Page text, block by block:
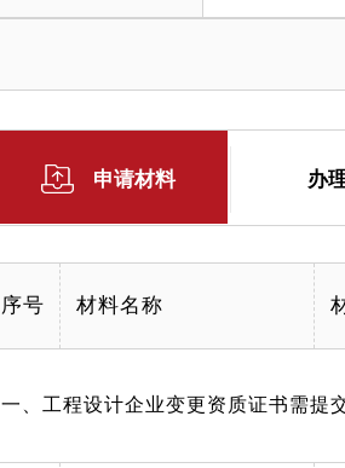
申请材料 办
序号 材料名称
一、工程设计企业变更资质证书需提